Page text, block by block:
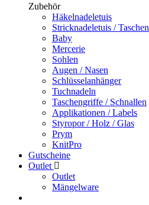
Zubehör
Häkelnadeletuis
Stricknadeletuis / Taschen
Baby
Mercerie
Sohlen
Augen / Nasen
Schlüsselanhänger
Tuchnadeln
Taschengriffe / Schnallen
Applikationen / Labels
Styropor / Holz / Glas
Prym
KnitPro
Gutscheine
Outlet
Outlet
Mängelware